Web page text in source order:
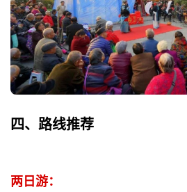
四、路线推荐
两日游：